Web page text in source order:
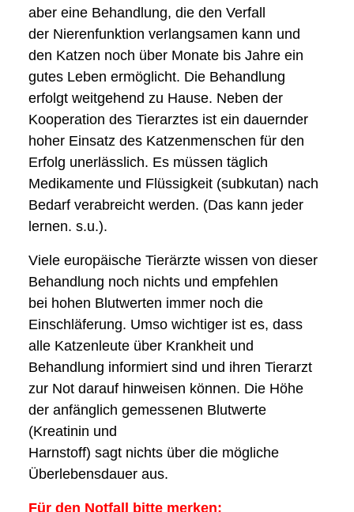
aber eine Behandlung, die den Verfall
der Nierenfunktion verlangsamen kann und
den Katzen noch über Monate bis Jahre ein
gutes Leben ermöglicht. Die Behandlung
erfolgt weitgehend zu Hause. Neben der
Kooperation des Tierarztes ist ein dauernder
hoher Einsatz des Katzenmenschen für den
Erfolg unerlässlich. Es müssen täglich
Medikamente und Flüssigkeit (subkutan) nach
Bedarf verabreicht werden. (Das kann jeder
lernen. s.u.).
Viele europäische Tierärzte wissen von dieser
Behandlung noch nichts und empfehlen
bei hohen Blutwerten immer noch die
Einschläferung. Umso wichtiger ist es, dass
alle Katzenleute über Krankheit und
Behandlung informiert sind und ihren Tierarzt
zur Not darauf hinweisen können. Die Höhe
der anfänglich gemessenen Blutwerte
(Kreatinin und
Harnstoff) sagt nichts über die mögliche
Überlebensdauer aus.
Für den Notfall bitte merken: